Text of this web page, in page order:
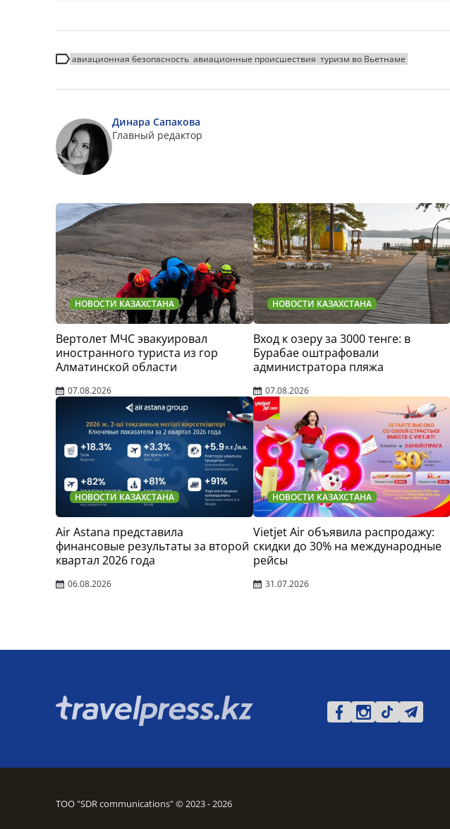
авиационная безопасность авиационные происшествия туризм во Вьетнаме
Динара Сапакова
Главный редактор
НОВОСТИ КАЗАХСТАНА
Вертолет МЧС эвакуировал
иностранного туриста из гор
Алматинской области
07.08.2026
НОВОСТИ КАЗАХСТАНА
Вход к озеру за 3000 тенге: в
Бурабае оштрафовали
администратора пляжа
07.08.2026
НОВОСТИ КАЗАХСТАНА
Air Astana представила
финансовые результаты за второй
квартал 2026 года
06.08.2026
НОВОСТИ КАЗАХСТАНА
Vietjet Air объявила распродажу:
скидки до 30% на международные
рейсы
31.07.2026
ТОО "SDR communications" © 2023 - 2026